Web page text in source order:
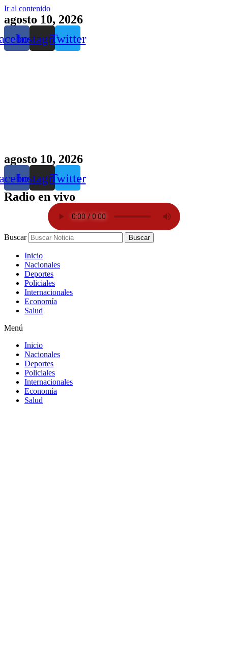
Ir al contenido
agosto 10, 2026
InstagramTwitter
agosto 10, 2026
InstagramTwitter
Radio en vivo
Buscar Buscar
Inicio
Nacionales
Deportes
Policiales
Internacionales
Economía
Salud
Menú
Inicio
Nacionales
Deportes
Policiales
Internacionales
Economía
Salud